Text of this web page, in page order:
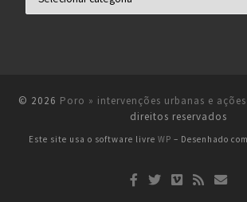
© 2026 Poro » intervenções urbanas e
direitos reservados
Este site usa o software livre WP – Desenhado